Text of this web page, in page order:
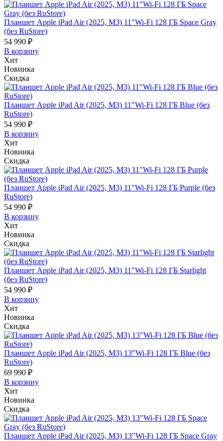
Планшет Apple iPad Air (2025, M3) 11"Wi-Fi 128 ГБ Space Gray
(без RuStore)
54 990 ₽
В корзину
Хит
Новинка
Скидка
Планшет Apple iPad Air (2025, M3) 11"Wi-Fi 128 ГБ Blue (без
RuStore)
54 990 ₽
В корзину
Хит
Новинка
Скидка
Планшет Apple iPad Air (2025, M3) 11"Wi-Fi 128 ГБ Purple (без
RuStore)
54 990 ₽
В корзину
Хит
Новинка
Скидка
Планшет Apple iPad Air (2025, M3) 11"Wi-Fi 128 ГБ Starlight
(без RuStore)
54 990 ₽
В корзину
Хит
Новинка
Скидка
Планшет Apple iPad Air (2025, M3) 13"Wi-Fi 128 ГБ Blue (без
RuStore)
69 990 ₽
В корзину
Хит
Новинка
Скидка
Планшет Apple iPad Air (2025, M3) 13"Wi-Fi 128 ГБ Space Gray